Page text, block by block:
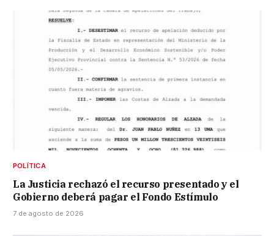
POLÍTICA
La Justicia rechazó el recurso presentado y el
Gobierno deberá pagar el Fondo Estímulo
7 de agosto de 2026